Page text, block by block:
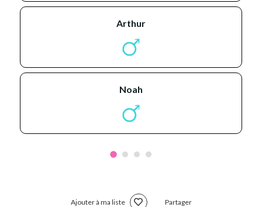
arthur
noah
Ajouter à ma liste Partager